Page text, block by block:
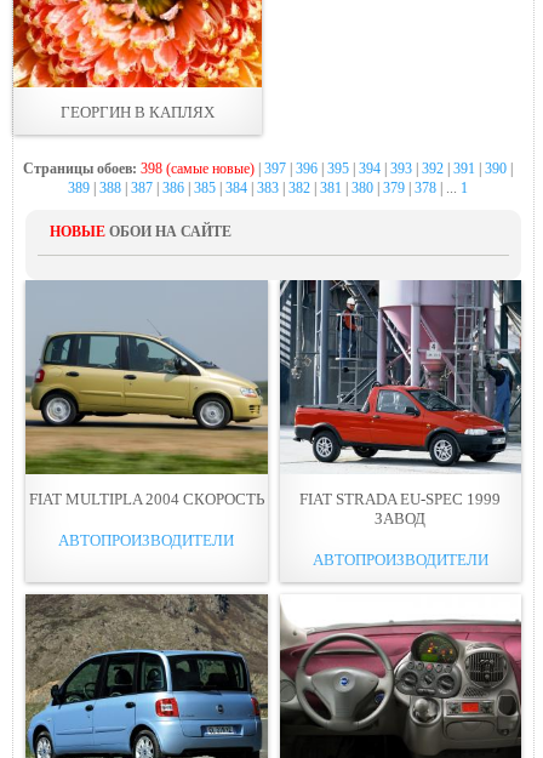
ГЕОРГИН В КАПЛЯХ
Страницы обоев: 398 (самые новые)| 397| 396| 395| 394| 393| 392| 391 390|
389| 388| 387| 386| 385| 384| 383| 382| 381 380| 379| 378| ... 1
НОВЫЕ ОБОИ НА САЙТЕ
FIAT MULTIPLA 2004 СКОРОСТЬ
АВТОПРОИЗВОДИТЕЛИ
FIAT STRADA EU-SPEC 1999
ЗАВОД
АВТОПРОИЗВОДИТЕЛИ